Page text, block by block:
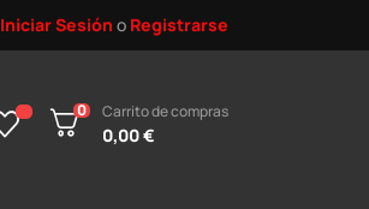
Iniciar Sesión o Registrarse
0 Carrito de compras
0,00 €